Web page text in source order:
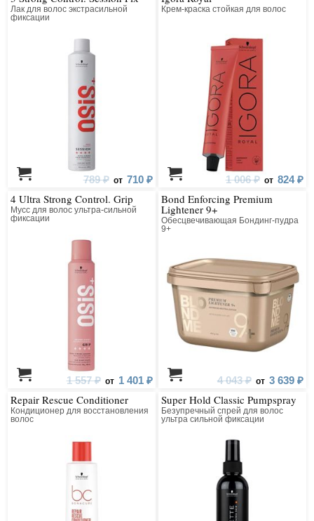
Лак для волос экстрасильной
фиксации
789 ₽ от 710 ₽
Крем-краска стойкая для волос
1 006 ₽ от 824 ₽
4 Ultra Strong Control. Grip
Мусс для волос ультра-сильной
фиксации
1 557 ₽ от 1 401 ₽
Bond Enforcing Premium
Lightener 9+
Обесцвечивающая Бондинг-пудра
9+
4 043 ₽ от 3 639 ₽
Repair Rescue Conditioner
Кондиционер для восстановления
волос
Super Hold Classic Pumpspray
Безупречный спрей для волос
ультра сильной фиксации